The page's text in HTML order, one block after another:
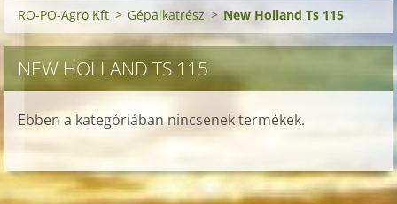
RO-PO-Agro Kft > Gépalkatrész > New Holland Ts 115
NEW HOLLAND TS 115
Ebben a kategóriában nincsenek termékek.